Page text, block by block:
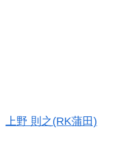
上野 則之(RK蒲田)